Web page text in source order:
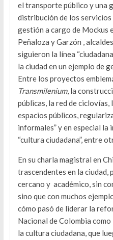
el transporte público y una
distribución de los
gestión a cargo de Mockus
Peñaloza y Garzón ,
siguieron la línea
la ciudad en un ejemplo de
Entre los proyectos
Transmilenium, la
públicas, la red de ciclovías,
espacios públicos,
informales” y en especial
“cultura ciudadana”, entre
En su charla magistral en
trascendentes en la ciudad,
cercano y académico, sin
sino que con muchos
cómo pasó de liderar la
Nacional de Colombia
la cultura ciudadana, que